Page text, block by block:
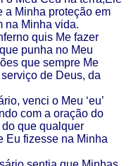
a Minha proteção em
na Minha vida.
quis Me fazer
punha no Meu
que sempre Me
de Deus, da
venci o Meu ‘eu’
com a oração do
que qualquer
Eu fizesse na Minha